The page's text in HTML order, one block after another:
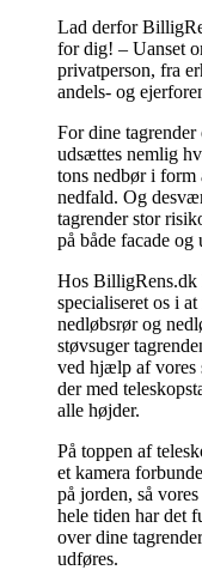
Lad derfor
for dig! – Uanset
privatperson, fra
andels- og
For dine
udsættes nemlig
tons nedbør i form
nedfald. Og
tagrender stor
på både facade og
Hos BilligRens.dk
specialiseret os i at
nedløbsrør og
støvsuger
ved hjælp af vores
der med
alle højder.
På toppen af
et kamera
på jorden, så
hele tiden har det
over dine
udføres.